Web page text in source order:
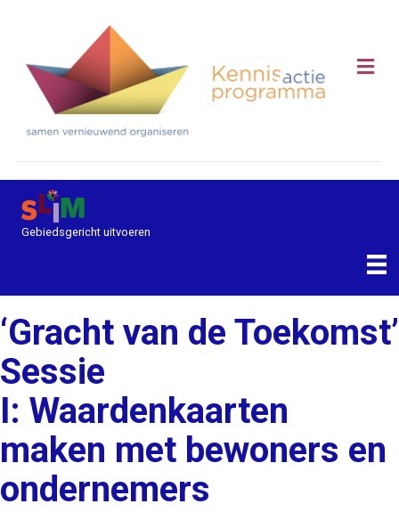
Gebiedsgericht uitvoeren
‘Gracht van de Toekomst’
Sessie
I: Waardenkaarten
maken met bewoners en
ondernemers